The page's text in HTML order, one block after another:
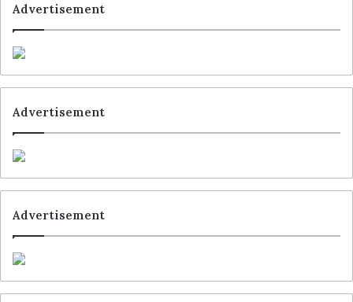
Advertisement
Advertisement
Advertisement